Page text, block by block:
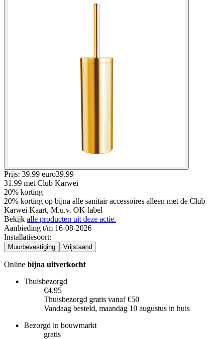
Prijs: 39.99 euro39.99
31.99 met Club Karwei
20% korting
20% korting op bijna alle sanitair accessoires alleen met de Club
Karwei Kaart, M.u.v. OK-label
Bekijk alle producten uit deze actie.
Aanbieding t/m 16-08-2026
Installatiesoort:
Muurbevestiging Vrijstaand
Online bijna uitverkocht
Thuisbezorgd
€4.95
Thuisbezorgd gratis vanaf €50
Vandaag besteld, maandag 10 augustus in huis
Bezorgd in bouwmarkt
gratis